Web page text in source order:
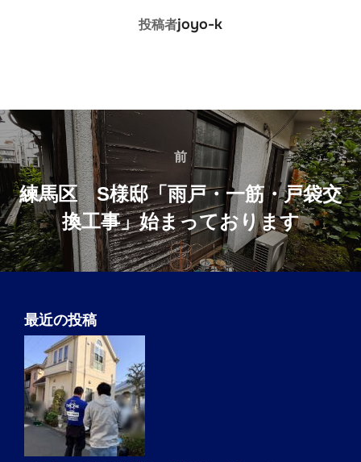
投稿者
投稿者joyo-k
投
稿
ナ
ビ
ゲ
ー
前
前
練馬区 S様邸「雨戸・一筋・戸袋交
換工事」始まっております
最近の投稿